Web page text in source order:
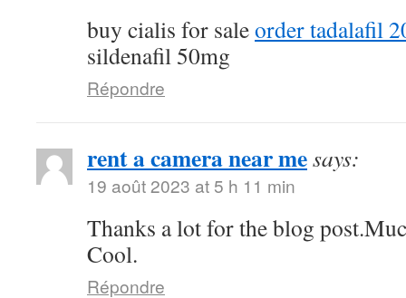
buy cialis for saleorder tadalafil
sildenafil 50mg
Répondre
rent a camera near mesays:
19 août 2023 at 5 h 11 min
Thanks a lot for the blog
Cool.
Répondre